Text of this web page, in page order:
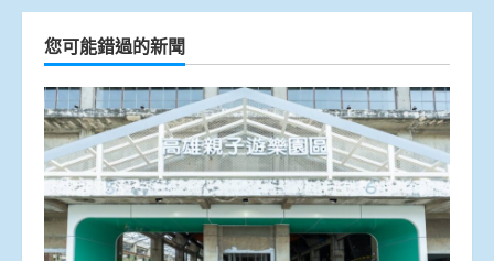
您可能錯過的新聞